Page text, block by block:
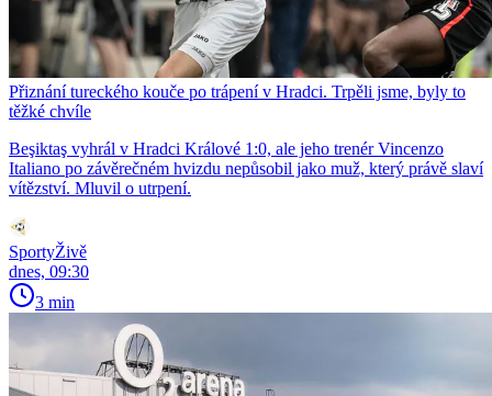
Přiznání tureckého kouče po trápení v Hradci. Trpěli jsme, byly to
těžké chvíle
Beşiktaş vyhrál v Hradci Králové 1:0, ale jeho trenér Vincenzo
Italiano po závěrečném hvizdu nepůsobil jako muž, který právě slaví
vítězství. Mluvil o utrpení.
SportyŽivě
dnes, 09:30
3 min